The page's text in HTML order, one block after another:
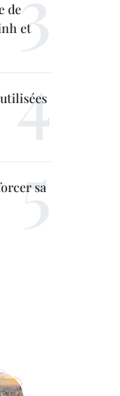
de
et
sa